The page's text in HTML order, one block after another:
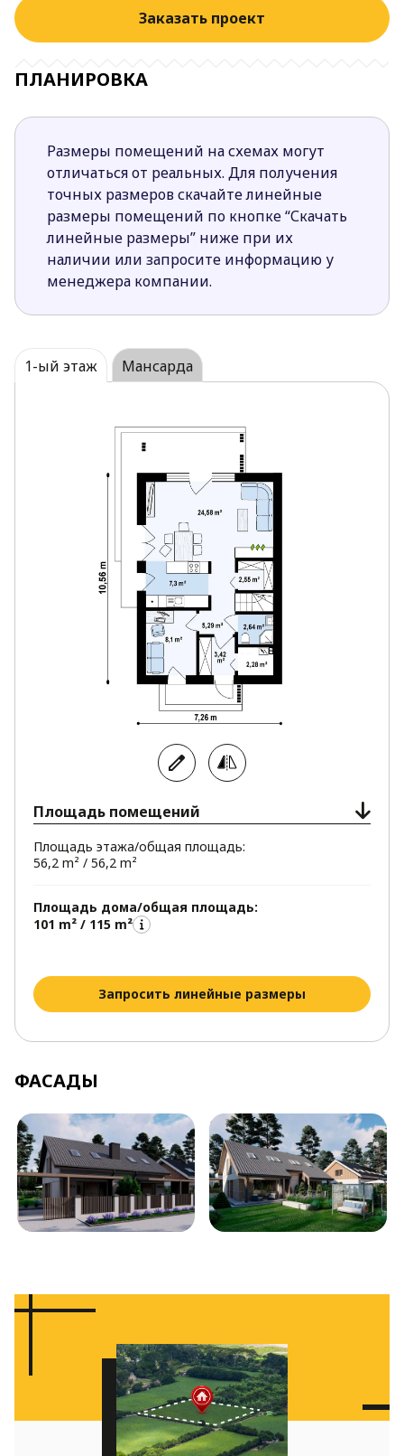
Заказать проект
ПЛАНИРОВКА
Размеры помещений на схемах могут
отличаться от реальных. Для получения
точных размеров скачайте линейные
размеры помещений по кнопке “Скачать
линейные размеры” ниже при их
наличии или запросите информацию у
менеджера компании.
1-ый этаж Мансарда
Площадь помещений
Площадь этажа/общая площадь:
56,2 m² / 56,2 m²
Площадь дома/общая площадь:
101 m² / 115 m²
Запросить линейные размеры
ФАСАДЫ